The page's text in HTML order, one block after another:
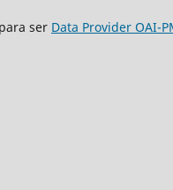
ser Data Provider OAI-